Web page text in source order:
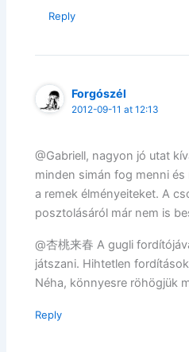
Reply
Forgószél
2012-09-11 at 12:13
@Gabriell, nagyon jó utat
minden simán fog menni
a remek élményeiteket. A
posztolásáról már nem is
@杏桃来春 A gugli
játszani. Hihtetlen
Néha, könnyesre röhögjük
Reply